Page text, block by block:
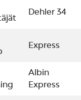
Dehler 34
Express
Albin
Express